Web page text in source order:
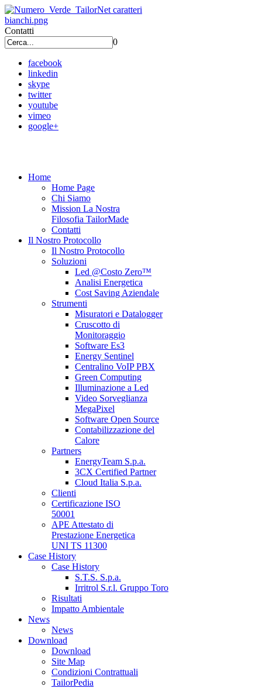
Contatti
0
facebook
linkedin
skype
twitter
youtube
vimeo
google+
Home
Home Page
Chi Siamo
Mission La Nostra
Filosofia TailorMade
Contatti
Il Nostro Protocollo
Il Nostro Protocollo
Soluzioni
Led @Costo Zero™
Analisi Energetica
Cost Saving Aziendale
Strumenti
Misuratori e Datalogger
Cruscotto di
Monitoraggio
Software Es3
Energy Sentinel
Centralino VoIP PBX
Green Computing
Illuminazione a Led
Video Sorveglianza
MegaPixel
Software Open Source
Contabilizzazione del
Calore
Partners
EnergyTeam S.p.a.
3CX Certified Partner
Cloud Italia S.p.a.
Clienti
Certificazione ISO
50001
APE Attestato di
Prestazione Energetica
UNI TS 11300
Case History
Case History
S.T.S. S.p.a.
Irritrol S.r.l. Gruppo Toro
Risultati
Impatto Ambientale
News
News
Download
Download
Site Map
Condizioni Contrattuali
TailorPedia